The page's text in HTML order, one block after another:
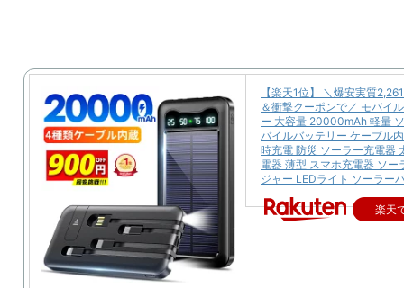
【楽天1位】 ＼爆安実質
＆衝撃クーポンで／ モバイ
ー 大容量 20000mAh 軽量
バイルバッテリー ケーブル
時充電 防災 ソーラー充電器
電器 薄型 スマホ充電器 ソー
ジャー LEDライト ソーラー
楽天